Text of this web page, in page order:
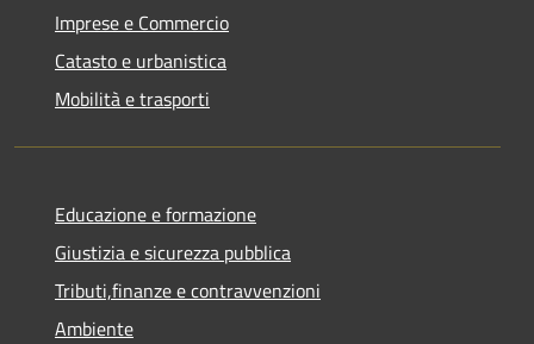
Imprese e Commercio
Catasto e urbanistica
Mobilità e trasporti
Educazione e formazione
Giustizia e sicurezza pubblica
Tributi,finanze e contravvenzioni
Ambiente